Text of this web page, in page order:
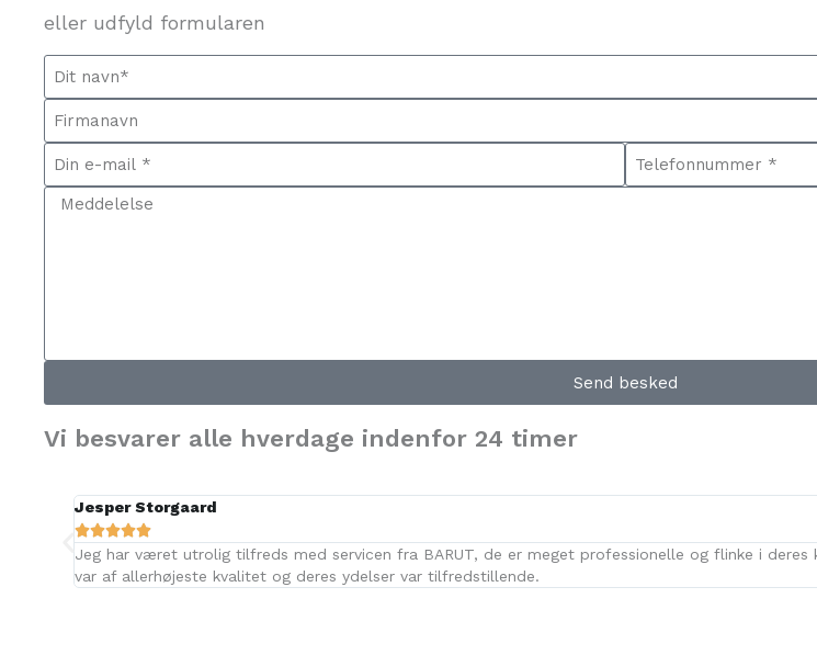
eller udfyld formularen
Send besked
Vi besvarer alle hverdage indenfor 24 timer
Jesper Storgaard

Jeg har været utrolig tilfreds med servicen fra BARUT, de er meget professionelle og flinke i deres
var af allerhøjeste kvalitet og deres ydelser var tilfredstillende.